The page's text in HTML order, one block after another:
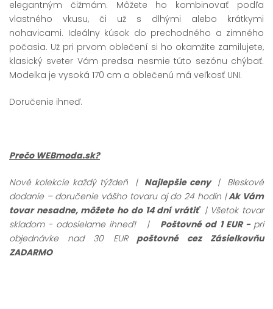
elegantným čižmám. Môžete ho kombinovať podľa
vlastného vkusu, či už s dlhými alebo krátkymi
nohavicami. Ideálny kúsok do prechodného a zimného
počasia. Už pri prvom oblečení si ho okamžite zamilujete,
klasický sveter Vám predsa nesmie túto sezónu chýbať.
Modelka je vysoká 170 cm a oblečenú má veľkosť UNI.
Doručenie ihneď.
Prečo WEBmoda.sk?
Nové kolekcie každý týždeň |Najlepšie ceny | Bleskové
dodanie – doručenie vášho tovaru aj do 24 hodín |Ak Vám
tovar nesadne, môžete ho do 14 dní vrátiť | Všetok tovar
skladom - odosielame ihneď!
| Poštovné od 1 EUR - pri
objednávke nad 30 EURpoštovné cez Zásielkovňu
ZADARMO